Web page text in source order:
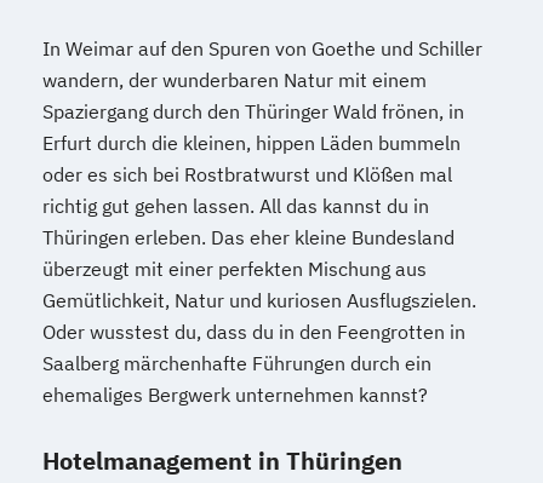
In Weimar auf den Spuren von Goethe und Schiller
wandern, der wunderbaren Natur mit einem
Spaziergang durch den Thüringer Wald frönen, in
Erfurt durch die kleinen, hippen Läden bummeln
oder es sich bei Rostbratwurst und Klößen mal
richtig gut gehen lassen. All das kannst du in
Thüringen erleben. Das eher kleine Bundesland
überzeugt mit einer perfekten Mischung aus
Gemütlichkeit, Natur und kuriosen Ausflugszielen.
Oder wusstest du, dass du in den Feengrotten in
Saalberg märchenhafte Führungen durch ein
ehemaliges Bergwerk unternehmen kannst?
Hotelmanagement in Thüringen